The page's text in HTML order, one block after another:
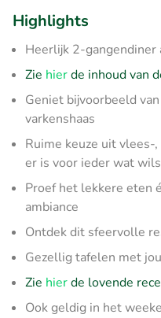
Highlights
Heerlijk 2-gangendiner
Zie hierde inhoud van
Geniet bijvoorbeeld
varkenshaas
Ruime keuze uit vlees-
er is voor ieder wat
Proef het lekkere eten
ambiance
Ontdek dit sfeervolle
Gezellig tafelen met
Zie hierde lovende
Ook geldig in het